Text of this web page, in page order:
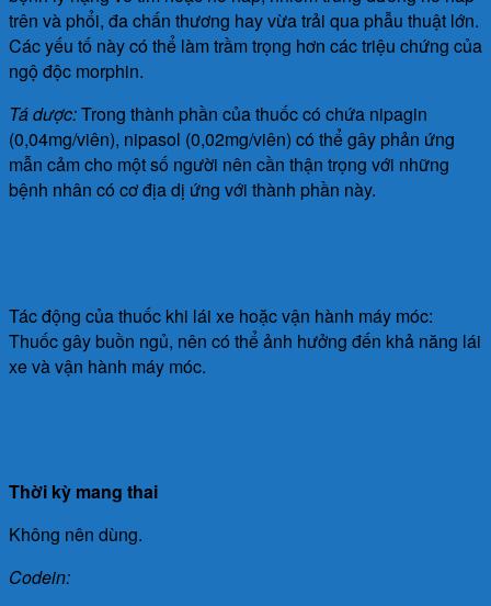
trên và phổi, đa chấn thương hay vừa trải qua phẫu thuật lớn.
Các yếu tố này có thể làm trầm trọng hơn các triệu chứng của
ngộ độc morphin.
Tá dược:Trong thành phần của thuốc có chứa nipagin
(0,04mg/viên), nipasol (0,02mg/viên) có thể gây phản ứng
mẫn cảm cho một số người nên cần thận trọng với những
bệnh nhân có cơ địa dị ứng với thành phần này.
Tác động của thuốc khi lái xe hoặc vận hành máy móc:
Thuốc gây buồn ngủ, nên có thể ảnh hưởng đến khả năng lái
xe và vận hành máy móc.
Thời kỳ mang thai
Không nên dùng.
Codein: